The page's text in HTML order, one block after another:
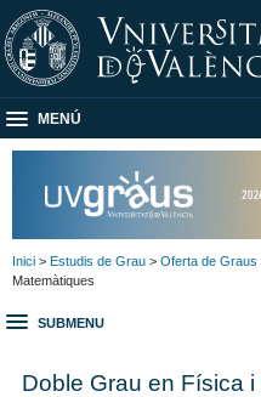
MENÚ
Inici > Estudis de Grau > Oferta de Graus
Matemàtiques
SUBMENU
Doble Grau en Física